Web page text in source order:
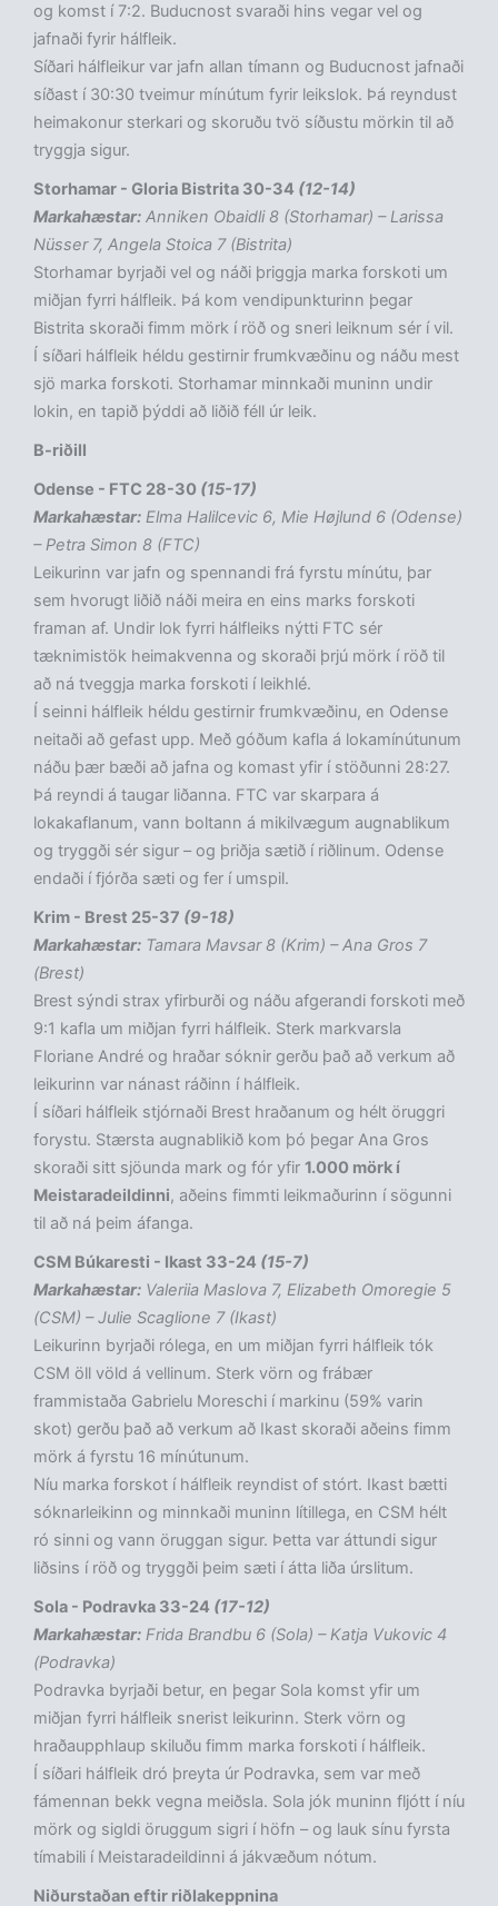
og komst í 7:2. Buducnost svaraði hins vegar vel og
jafnaði fyrir hálfleik.
Síðari hálfleikur var jafn allan tímann og Buducnost jafnaði
síðast í 30:30 tveimur mínútum fyrir leikslok. Þá reyndust
heimakonur sterkari og skoruðu tvö síðustu mörkin til að
tryggja sigur.
Storhamar - Gloria Bistrita 30-34 (12-14)
Markahæstar: Anniken Obaidli 8 (Storhamar) – Larissa
Nüsser 7, Angela Stoica 7 (Bistrita)
Storhamar byrjaði vel og náði þriggja marka forskoti um
miðjan fyrri hálfleik. Þá kom vendipunkturinn þegar
Bistrita skoraði fimm mörk í röð og sneri leiknum sér í vil.
Í síðari hálfleik héldu gestirnir frumkvæðinu og náðu mest
sjö marka forskoti. Storhamar minnkaði muninn undir
lokin, en tapið þýddi að liðið féll úr leik.
B-riðill
Odense - FTC 28-30 (15-17)
Markahæstar: Elma Halilcevic 6, Mie Højlund 6 (Odense)
– Petra Simon 8 (FTC)
Leikurinn var jafn og spennandi frá fyrstu mínútu, þar
sem hvorugt liðið náði meira en eins marks forskoti
framan af. Undir lok fyrri hálfleiks nýtti FTC sér
tæknimistök heimakvenna og skoraði þrjú mörk í röð til
að ná tveggja marka forskoti í leikhlé.
Í seinni hálfleik héldu gestirnir frumkvæðinu, en Odense
neitaði að gefast upp. Með góðum kafla á lokamínútunum
náðu þær bæði að jafna og komast yfir í stöðunni 28:27.
Þá reyndi á taugar liðanna. FTC var skarpara á
lokakaflanum, vann boltann á mikilvægum augnablikum
og tryggði sér sigur – og þriðja sætið í riðlinum. Odense
endaði í fjórða sæti og fer í umspil.
Krim - Brest 25-37 (9-18)
Markahæstar: Tamara Mavsar 8 (Krim) – Ana Gros 7
(Brest)
Brest sýndi strax yfirburði og náðu afgerandi forskoti með
9:1 kafla um miðjan fyrri hálfleik. Sterk markvarsla
Floriane André og hraðar sóknir gerðu það að verkum að
leikurinn var nánast ráðinn í hálfleik.
Í síðari hálfleik stjórnaði Brest hraðanum og hélt öruggri
forystu. Stærsta augnablikið kom þó þegar Ana Gros
skoraði sitt sjöunda mark og fór yfir 1.000 mörk í
Meistaradeildinni, aðeins fimmti leikmaðurinn í sögunni
til að ná þeim áfanga.
CSM Búkaresti - Ikast 33-24 (15-7)
Markahæstar: Valeriia Maslova 7, Elizabeth Omoregie 5
(CSM) – Julie Scaglione 7 (Ikast)
Leikurinn byrjaði rólega, en um miðjan fyrri hálfleik tók
CSM öll völd á vellinum. Sterk vörn og frábær
frammistaða Gabrielu Moreschi í markinu (59% varin
skot) gerðu það að verkum að Ikast skoraði aðeins fimm
mörk á fyrstu 16 mínútunum.
Níu marka forskot í hálfleik reyndist of stórt. Ikast bætti
sóknarleikinn og minnkaði muninn lítillega, en CSM hélt
ró sinni og vann öruggan sigur. Þetta var áttundi sigur
liðsins í röð og tryggði þeim sæti í átta liða úrslitum.
Sola - Podravka 33-24 (17-12)
Markahæstar: Frida Brandbu 6 (Sola) – Katja Vukovic 4
(Podravka)
Podravka byrjaði betur, en þegar Sola komst yfir um
miðjan fyrri hálfleik snerist leikurinn. Sterk vörn og
hraðaupphlaup skiluðu fimm marka forskoti í hálfleik.
Í síðari hálfleik dró þreyta úr Podravka, sem var með
fámennan bekk vegna meiðsla. Sola jók muninn fljótt í níu
mörk og sigldi öruggum sigri í höfn – og lauk sínu fyrsta
tímabili í Meistaradeildinni á jákvæðum nótum.
Niðurstaðan eftir riðlakeppnina